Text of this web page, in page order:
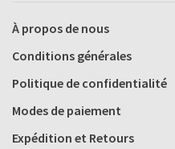
À propos de nous
Conditions générales
Politique de confidentialité
Modes de paiement
Expédition et Retours